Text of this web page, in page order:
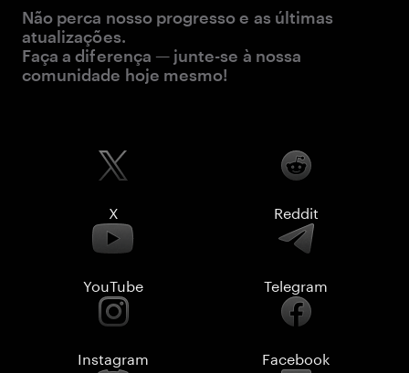
Não perca nosso progresso e as últimas
atualizações.
Faça a diferença — junte-se à nossa
comunidade hoje mesmo!
X Reddit
YouTube Telegram
Instagram Facebook